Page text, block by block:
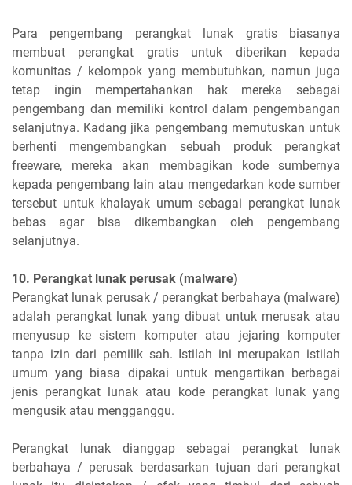
Para pengembang perangkat lunak gratis biasanya
membuat perangkat gratis untuk diberikan kepada
komunitas / kelompok yang membutuhkan, namun juga
tetap ingin mempertahankan hak mereka sebagai
pengembang dan memiliki kontrol dalam pengembangan
selanjutnya. Kadang jika pengembang memutuskan untuk
berhenti mengembangkan sebuah produk perangkat
freeware, mereka akan membagikan kode sumbernya
kepada pengembang lain atau mengedarkan kode sumber
tersebut untuk khalayak umum sebagai perangkat lunak
bebas agar bisa dikembangkan oleh pengembang
selanjutnya.
10. Perangkat lunak perusak (malware)
Perangkat lunak perusak / perangkat berbahaya (malware)
adalah perangkat lunak yang dibuat untuk merusak atau
menyusup ke sistem komputer atau jejaring komputer
tanpa izin dari pemilik sah. Istilah ini merupakan istilah
umum yang biasa dipakai untuk mengartikan berbagai
jenis perangkat lunak atau kode perangkat lunak yang
mengusik atau mengganggu.
Perangkat lunak dianggap sebagai perangkat lunak
berbahaya / perusak berdasarkan tujuan dari perangkat